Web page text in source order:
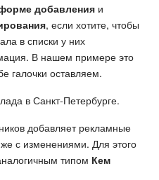
добавления и
, если хотите, чтобы
в списки у них
В нашем примере это
галочки оставляем.
в Санкт-Петербурге.
добавляет рекламные
с изменениями. Для этого
типом Кем